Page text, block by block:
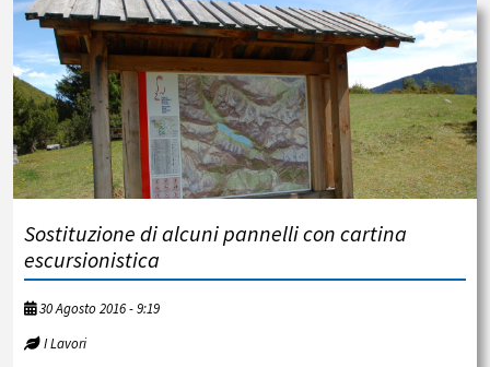
Sostituzione di alcuni pannelli con cartina
escursionistica
30 Agosto 2016 - 9:19
I Lavori